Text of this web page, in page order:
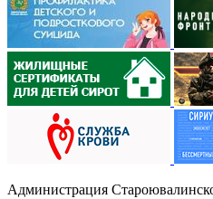
Администрация